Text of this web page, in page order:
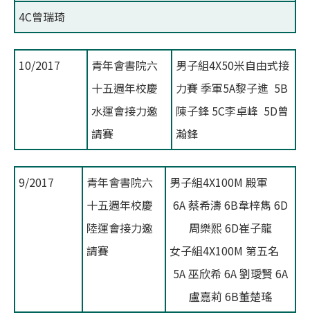
4C曾瑞琦
10/2017
青年會書院六
十五週年校慶
水運會接力邀
請賽
男子組4X50米自由式接
力賽 季軍5A黎子進 5B
陳子鋒 5C李卓峰 5D曾
瀚鋒
9/2017
青年會書院六
十五週年校慶
陸運會接力邀
請賽
男子組4X100M 殿軍
6A 蔡希濤 6B韋梓雋 6D
周樂熙 6D崔子龍
女子組4X100M 第五名
5A 巫欣希 6A 劉璦賢 6A
盧嘉莉 6B董楚瑤